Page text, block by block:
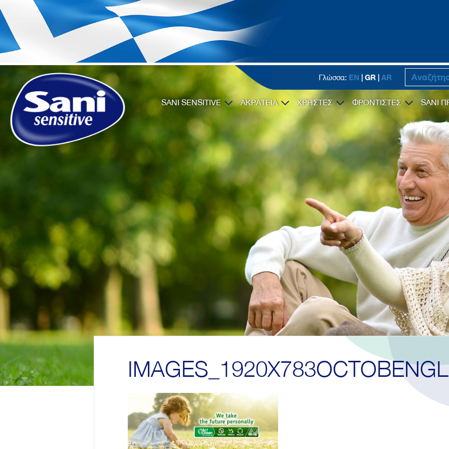
Γλώσσα: EN | GR | AR
SANI SENSITIVE ΑΚΡΑΤΕΙΑ ΧΡΗΣΤΕΣ ΦΡΟΝΤΙΣΤΕΣ SANI